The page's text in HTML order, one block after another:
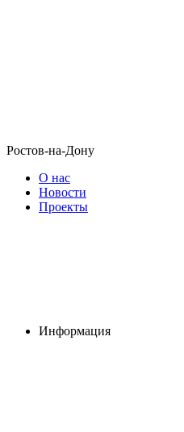
Ростов-на-Дону
О нас
Новости
Проекты
Информация